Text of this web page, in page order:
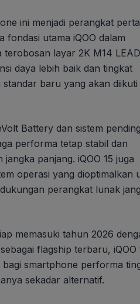
ini menjadi perangkat
fondasi utama iQOO dalam
terobosan layar 2K M14
daya lebih baik dan tingkat
baru yang akan diikuti
Battery dan sistem
performa tetap stabil dan
panjang. iQOO 15 juga
operasi yang dioptimalkan
perangkat lunak
memasuki tahun 2026
flagship terbaru, iQOO
smartphone performa
sekadar alternatif.